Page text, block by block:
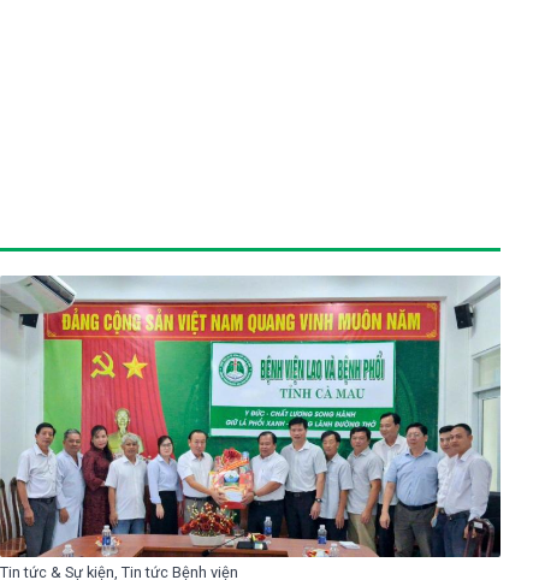
Tin tức & Sự kiện, Tin tức Bệnh viện